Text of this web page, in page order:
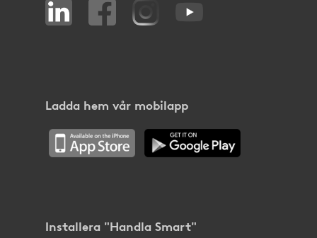
Ladda hem vår mobilapp
Installera "Handla Smart"